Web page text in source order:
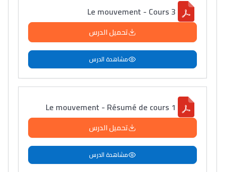
Le mouvement - Cours 3
تحميل الدرس
مشاهدة الدرس
Le mouvement - Résumé de cours 1
تحميل الدرس
مشاهدة الدرس